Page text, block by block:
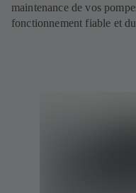
maintenance de vos
fonctionnement fiable et